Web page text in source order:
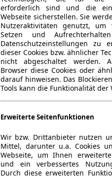
erforderlich sind und die
Webseite sicherstellen. Sie
Nutzeraktivitäten genutzt,
Setzen und
Datenschutzeinstellungen zu
dieser Cookies bzw. ähnlicher
nicht abgeschaltet werden.
Browser diese Cookies oder
darauf hinweisen. Das
Tools kann die Funktionalität
Erweiterte Seitenfunktionen
Wir bzw. Drittanbieter nutzen
Mittel, darunter u.a. Cookies
Webseite, um Ihnen
und ein verbessertes
Durch diese erweiterten